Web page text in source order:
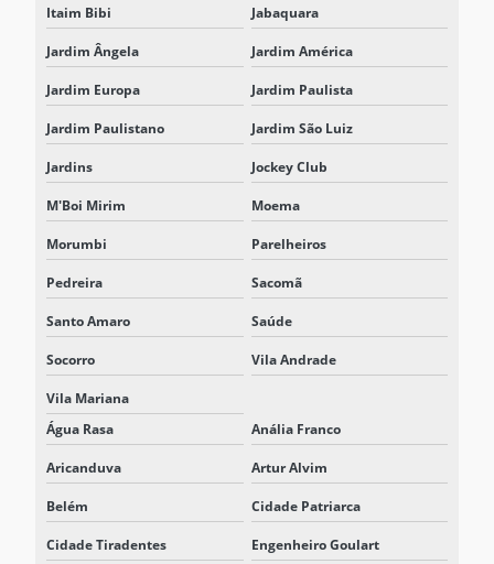
RETIFICADOR CHAVEADO
RETIFICADOR INDUSTRIAL
SISTEMA DE ARMAZENAMENTO DE ENERGIA EM BATERIA BESS
SISTEMA DE ARMAZENAMENTO DE ENERGIA EM BATERIAS
SISTEMA BESS
SISTEMA BESS BATERIAS
SISTEMA BESS PARA CENTROS LOGÍSTICOS
SISTEMA BESS PARA ELETROPOSTO
SISTEMA BESS INDUSTRIAL
Itaim Bibi Jabaquara
Jardim Ângela Jardim América
Jardim Europa Jardim Paulista
Jardim Paulistano Jardim São Luiz
Jardins Jockey Club
M'Boi Mirim Moema
Morumbi Parelheiros
Pedreira Sacomã
Santo Amaro Saúde
Socorro Vila Andrade
Vila Mariana
Água Rasa
Anália Franco
Aricanduva Artur Alvim
Belém Cidade Patriarca
Cidade Tiradentes Engenheiro Goulart